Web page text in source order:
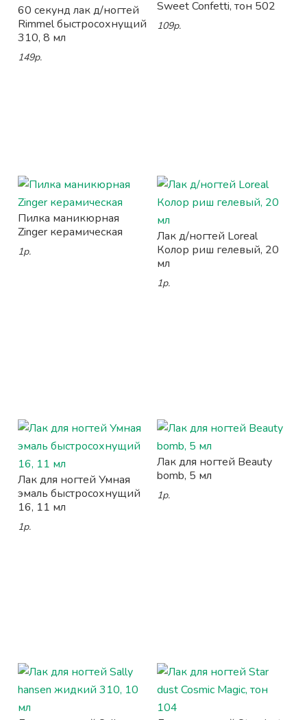
60 секунд лак д/ногтей
Rimmel быстросохнущий
310, 8 мл
149р.
Sweet Confetti, тон 502
109р.
Пилка маникюрная
Zinger керамическая
1р.
Лак д/ногтей Loreal
Колор риш гелевый, 20
мл
1р.
Лак для ногтей Умная
эмаль быстросохнущий
16, 11 мл
1р.
Лак для ногтей Beauty
bomb, 5 мл
1р.